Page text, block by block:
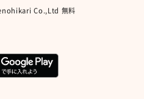
Co.,Ltd 無料